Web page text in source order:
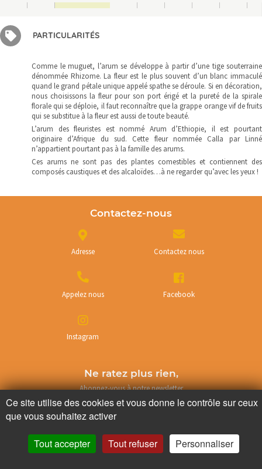
PARTICULARITÉS
Comme le muguet, l’arum se développe à partir d’une tige souterraine
dénommée Rhizome. La fleur est le plus souvent d’un blanc immaculé
quand le grand pétale unique appelé spathe se déroule. Si en décoration,
nous choisissons la fleur pour son port érigé et la pureté de la spirale
florale qui se déploie, il faut reconnaître que la grappe orange vif de fruits
qui se substitue à la fleur est aussi de toute beauté.
L’arum des fleuristes est nommé Arum d’Ethiopie, il est pourtant
originaire d’Afrique du sud. Cette fleur nommée Calla par Linné
n’appartient pourtant pas à la famille des arums.
Ces arums ne sont pas des plantes comestibles et contiennent des
composés caustiques et des alcaloïdes…à ne regarder qu’avec les yeux !
Contactez-nous
Adresse Contactez nous
Appelez nous Facebook
Instagram
Ne ratez plus rien,
Abonnez-vous à notre newsletter
Je m’inscris
Ce site utilise des cookies et vous donne le contrôle sur ceux
que vous souhaitez activer
Tout accepter Tout refuser Personnaliser